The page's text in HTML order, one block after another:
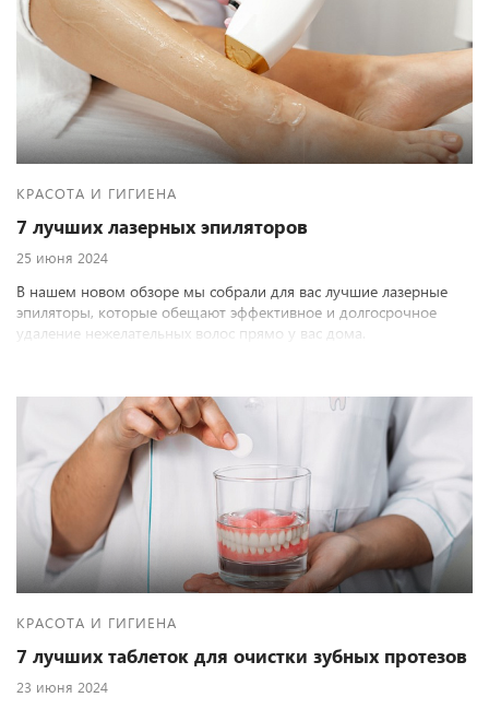
КРАСОТА И ГИГИЕНА
7 лучших лазерных эпиляторов
25 июня 2024
В нашем новом обзоре мы собрали для вас лучшие лазерные
эпиляторы, которые обещают эффективное и долгосрочное
удаление нежелательных волос прямо у вас дома.
КРАСОТА И ГИГИЕНА
7 лучших таблеток для очистки зубных протезов
23 июня 2024